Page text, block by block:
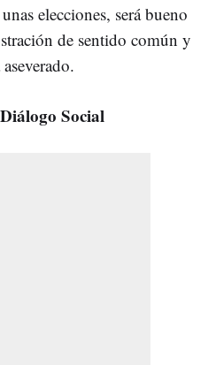
elecciones, será bueno
de sentido común y
Social